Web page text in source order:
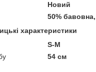
Новий
50%
характеристики
S-M
54 см